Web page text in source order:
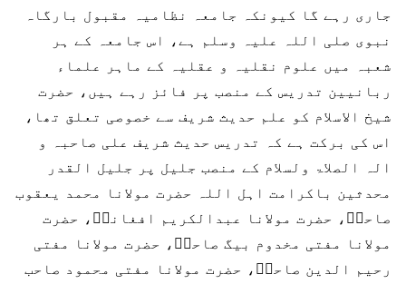
جاری رہے گا کیونکہ جامعہ نظامیہ مقبول بارگاہ
نبوی صلی اللہ علیہ وسلم ہے، اس جامعہ کے ہر
شعبہ میں علوم نقلیہ و عقلیہ کے ماہر علماء
ربانیین تدریس کے منصب پر فائز رہے ہیں، حضرت
شیخ الاسلام کو علم حدیث شریف سے خصوصی تعلق تھا،
اس کی برکت ہے کہ تدریس حدیث شریف علی صاحبہ و
الہ الصلاۃ ولسلام کے منصب جلیل پر جلیل القدر
محدثین باکرامت اہل اللہ حضرت مولانا محمد یعقوب
صاحبؒ، حضرت مولانا عبدالکریم افغانیؒ، حضرت
مولانا مفتی مخدوم بیگ صاحبؒ، حضرت مولانا مفتی
رحیم الدین صاحبؒ، حضرت مولانا مفتی محمود صاحب